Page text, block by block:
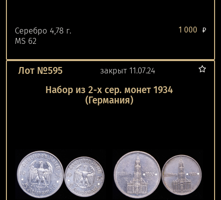
Серебро 4,78 г.
MS 62
1 000 ₽
Лот №595 закрыт 11.07.24
Набор из 2-х сер. монет 1934
(Германия)